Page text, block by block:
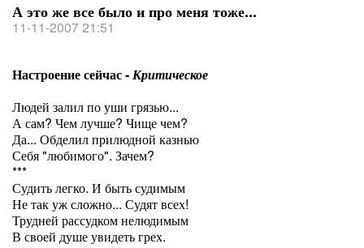
А это же все было и про меня тоже...
11-11-2007 21:51
Настроение сейчас -Критическое
Людей залил по уши грязью...
А сам? Чем лучше? Чище чем?
Да... Обделил прилюдной казнью
Себя "любимого". Зачем?
***
Судить легко. И быть судимым
Не так уж сложно... Судят всех!
Трудней рассудком нелюдимым
В своей душе увидеть грех.